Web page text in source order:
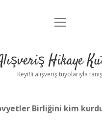
Anasayfa
Yasal Uyarı
menüyü
Hikaye
Keyifli alışveriş tüyolarıyla
Birliğini kim